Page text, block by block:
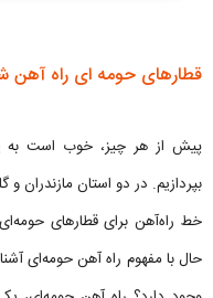
قطارهای حومه ای راه آهن
پیش از هر چیز، خوب است به
بپردازیم. در دو استان مازندران
خط راه‌آهن برای قطارهای
حال با مفهوم راه آهن حومه‌ای